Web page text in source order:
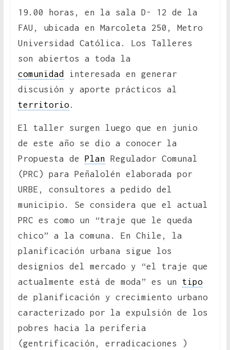
19.00 horas, en la sala D- 12 de la
FAU, ubicada en Marcoleta 250, Metro
Universidad Católica. Los Talleres
son abiertos a toda la
comunidad
interesada en generar
discusión y aporte prácticos al
territorio.
El taller surgen luego que en junio
de este año se dio a conocer la
Propuesta de Plan Regulador Comunal
(PRC) para Peñalolén elaborada por
URBE, consultores a pedido del
municipio. Se considera que el actual
PRC es como un “traje que le queda
chico” a la comuna. En Chile, la
planificación urbana sigue los
designios del mercado y “el traje que
actualmente está de moda” es un tipo
de planificación y crecimiento urbano
caracterizado por la expulsión de los
pobres hacia la periferia
(gentrificación, erradicaciones )